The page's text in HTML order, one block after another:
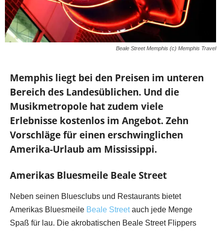
Beale Street Memphis (c) Memphis Travel
Memphis liegt bei den Preisen im unteren
Bereich des Landesüblichen. Und die
Musikmetropole hat zudem viele
Erlebnisse kostenlos im Angebot. Zehn
Vorschläge für einen erschwinglichen
Amerika-Urlaub am Mississippi.
Amerikas Bluesmeile Beale Street
Neben seinen Bluesclubs und Restaurants bietet
Amerikas Bluesmeile Beale Streetauch jede Menge
Spaß für lau. Die akrobatischen Beale Street Flippers